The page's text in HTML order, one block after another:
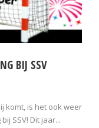
BIJ SSV
komt, is het ook weer
SSV! Dit jaar...